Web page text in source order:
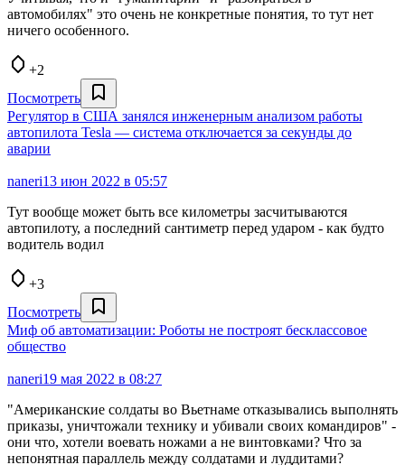
автомобилях" это очень не конкретные понятия, то тут нет
ничего особенного.
+2
Посмотреть
Регулятор в США занялся инженерным анализом работы
автопилота Tesla — система отключается за секунды до
аварии
naneri13 июн 2022 в 05:57
Тут вообще может быть все километры засчитываются
автопилоту, а последний сантиметр перед ударом - как будто
водитель водил
+3
Посмотреть
Миф об автоматизации: Роботы не построят бесклассовое
общество
naneri19 мая 2022 в 08:27
"Американские солдаты во Вьетнаме отказывались выполнять
приказы, уничтожали технику и убивали своих командиров" -
они что, хотели воевать ножами а не винтовками? Что за
непонятная параллель между солдатами и луддитами?